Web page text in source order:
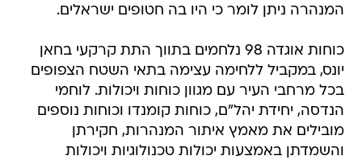
המנהרה ניתן לומר כי היו בה חטופים ישראלים.
כוחות אוגדה 98 נלחמים בתווך התת קרקעי בחאן
יונס, במקביל ללחימה עצימה בתאי השטח הצפופים
בכל מרחבי העיר עם מגוון כוחות ויכולות. לוחמי
הנדסה, יחידת יהל"ם, כוחות קומנדו וכוחות נוספים
מובילים את מאמץ איתור המנהרות, חקירתן
והשמדתן באמצעות יכולות טכנולוגיות ויכולות